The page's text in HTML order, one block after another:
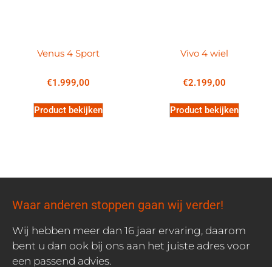
Venus 4 Sport
€1.999,00
Product bekijken
Vivo 4 wiel
€2.199,00
Product bekijken
Waar anderen stoppen gaan wij verder!
Wij hebben meer dan 16 jaar ervaring, daarom
bent u dan ook bij ons aan het juiste adres voor
een passend advies.